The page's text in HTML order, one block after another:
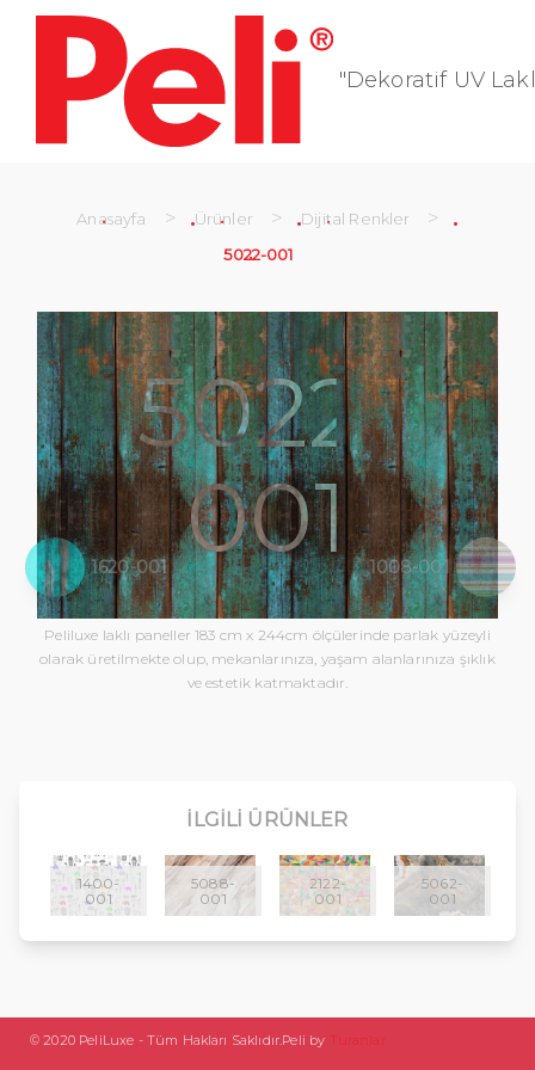
"Dekoratif UV
Anasayfa > Ürünler > Dijital Renkler >
5022-001
5022-
001
Peliluxe laklı paneller 183 cm x 244cm ölçülerinde parlak yüzeyli
olarak üretilmekte olup, mekanlarınıza, yaşam alanlarınıza şıklık
ve estetik katmaktadır.
İLGILI ÜRÜNLER
1400-
001
5088-
001
2122-
001
5062-
001
1620-001 1008-001
© 2020 PeliLuxe - Tüm Hakları Saklıdır.Peli by Turanlar